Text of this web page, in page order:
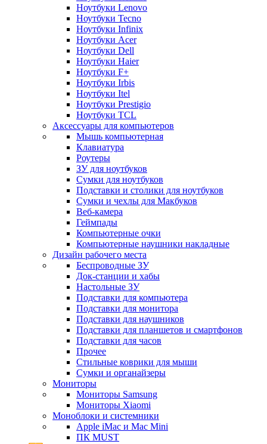
Ноутбуки Lenovo
Ноутбуки Tecno
Ноутбуки Infinix
Ноутбуки Acer
Ноутбуки Dell
Ноутбуки Haier
Ноутбуки F+
Ноутбуки Irbis
Ноутбуки Itel
Ноутбуки Prestigio
Ноутбуки TCL
Аксессуары для компьютеров
Мышь компьютерная
Клавиатура
Роутеры
ЗУ для ноутбуков
Сумки для ноутбуков
Подставки и столики для ноутбуков
Сумки и чехлы для Макбуков
Веб-камера
Геймпады
Компьютерные очки
Компьютерные наушники накладные
Дизайн рабочего места
Беспроводные ЗУ
Док-станции и хабы
Настольные ЗУ
Подставки для компьютера
Подставки для монитора
Подставки для наушников
Подставки для планшетов и смартфонов
Подставки для часов
Прочее
Стильные коврики для мыши
Сумки и органайзеры
Мониторы
Мониторы Samsung
Мониторы Xiaomi
Моноблоки и системники
Apple iMac и Mac Mini
ПК MUST